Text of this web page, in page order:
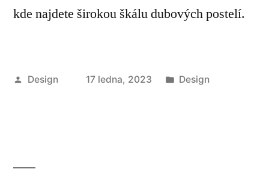
kde najdete širokou škálu dubových postelí.
Autor
Design 17 ledna, 2023
Publikováno
Design